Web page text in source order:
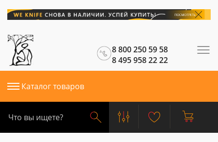
8 800 250 59 58
8 495 958 22 22
Каталог товаров